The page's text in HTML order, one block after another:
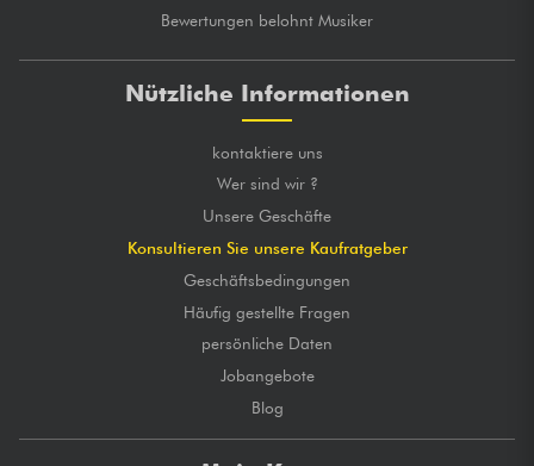
Bewertungen belohnt Musiker
Nützliche Informationen
kontaktiere uns
Wer sind wir ?
Unsere Geschäfte
Konsultieren Sie unsere Kaufratgeber
Geschäftsbedingungen
Häufig gestellte Fragen
persönliche Daten
Jobangebote
Blog